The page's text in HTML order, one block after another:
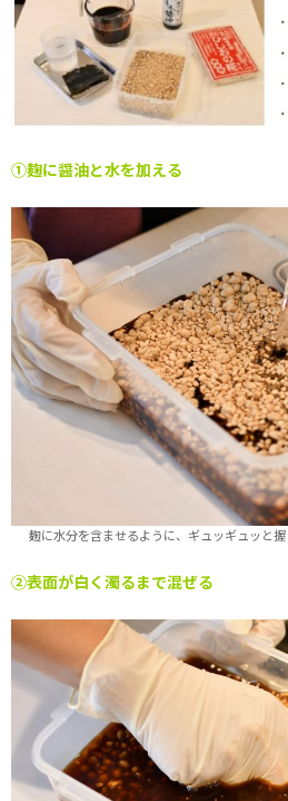
①麹に醤油と水を加える
麹に水分を含ませるように、ギュッギュッと
②表面が白く濁るまで混ぜる